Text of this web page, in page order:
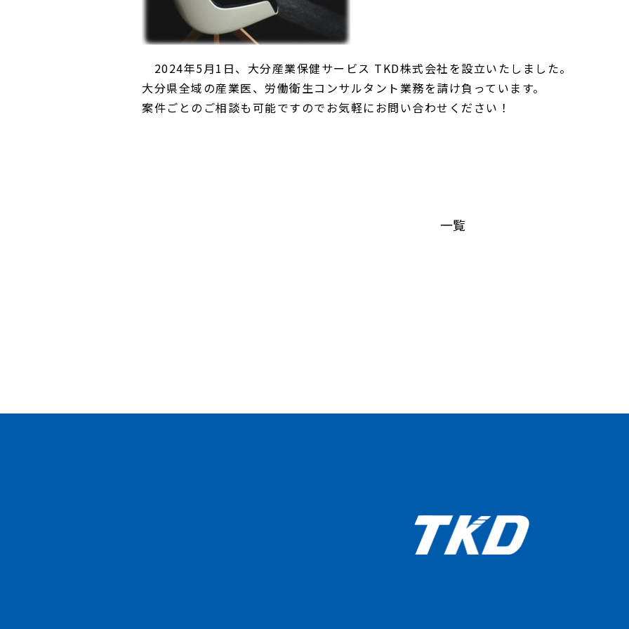
2024年5月1日、大分産業保健サービス TKD株式会社を設立いたしました。
大分県全域の産業医、労働衛生コンサルタント業務を請け負っています。
案件ごとのご相談も可能ですのでお気軽にお問い合わせください！
一覧